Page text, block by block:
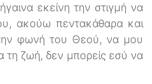
εκείνη την στιγμή να
ακούω πεντακάθαρα και
φωνή του Θεού, να μου
τη ζωή, δεν μπορείς εσύ να